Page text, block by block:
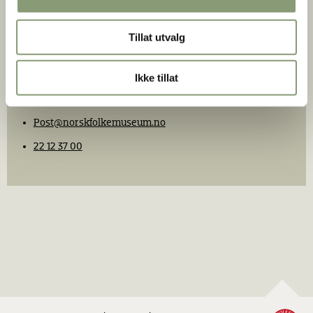
Tillat utvalg
Ikke tillat
Søknader vedlagt foto sendes som post eller e-post til:
Postboks 720 Skøyen, N-0214 Oslo
Post@norskfolkemuseum.no
22 12 37 00